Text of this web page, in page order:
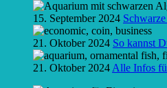
15. September 2024
21. Oktober 2024 So kannst
21. Oktober 2024 Alle Infos